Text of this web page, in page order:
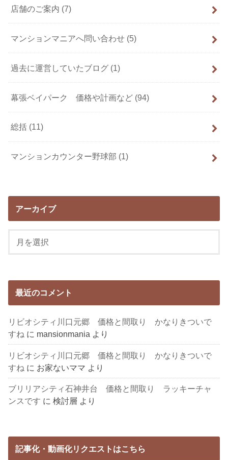
店舗のご案内 (7)
マンションマニアへ問い合わせ (5)
過去に運営していたブログ (1)
幕張ベイパーク 価格や計画など (94)
総括 (11)
マンションカウンター野球部 (1)
アーカイブ
最近のコメント
リビオシティ川口元郷 価格と間取り かなりきついで
すね に mansionmania より
リビオシティ川口元郷 価格と間取り かなりきついで
すね に お家ないママ より
ブリリアシティ石神井台 価格と間取り ラッキーチャ
ンスです に検討層 より
記事化・動画化リクエストはこちら